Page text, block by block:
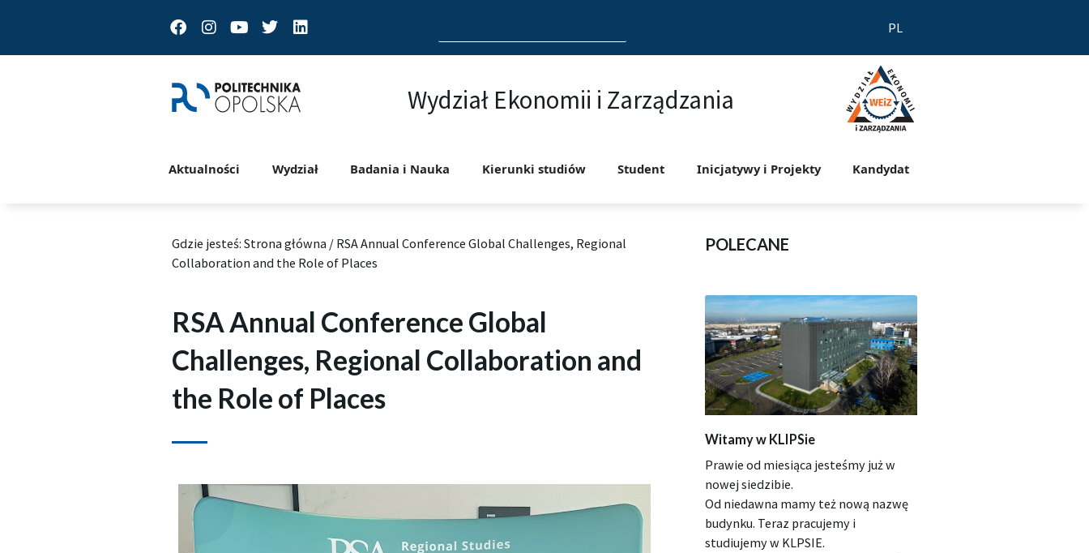
FacebookInstagram
Youtube
TwitterLinkedin
for:
PL
Wydział Ekonomii i Zarządzania
Aktualności Wydział Badania i Nauka Kierunki studiów Student Inicjatywy i Projekty Kandydat
Gdzie jesteś: Strona główna / RSA Annual Conference Global Challenges, Regional
Collaboration and the Role of Places
RSA Annual Conference Global
Challenges, Regional Collaboration and
the Role of Places
POLECANE
Witamy w KLIPSie
Prawie od miesiąca jesteśmy już w
nowej siedzibie.
Od niedawna mamy też nową nazwę
budynku. Teraz pracujemy i
studiujemy w KLPSIE.